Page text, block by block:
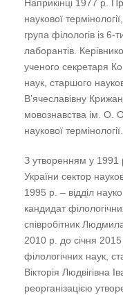
Наприкінці 1977 р.
наукової
група філологів із 6-
лаборантів.
ученого секретаря
наук, старшого
В’ячеславівну
мовознавства ім. О.
наукової термінології.
З утворенням у 1991
України сектор
1995 р. – відділ
кандидат
співробітник
2010 р. до січня 2015
філологічних наук,
Вікторія Людвігівна
реорганізацією